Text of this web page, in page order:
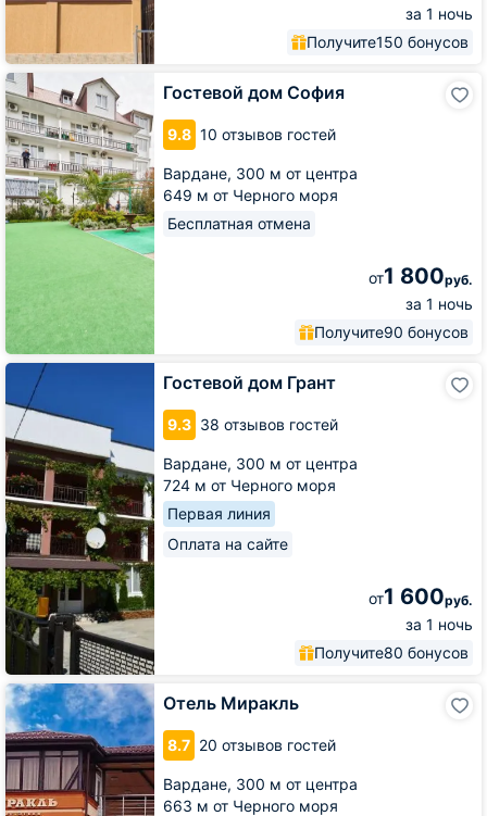
за 1 ночь
Получите150 бонусов
Гостевой дом София
9.8 10 отзывов гостей
Вардане, 300 м от центра
649 м от Черного моря
Бесплатная отмена
от1 800руб.
за 1 ночь
Получите90 бонусов
Гостевой
дом
София
Гостевой дом Грант
9.3 38 отзывов гостей
Вардане, 300 м от центра
724 м от Черного моря
Первая линия
Оплата на сайте
от1 600руб.
за 1 ночь
Получите80 бонусов
Гостевой
Грант
Отель Миракль
8.7 20 отзывов гостей
Вардане, 300 м от центра
663 м от Черного моря
Отель
Миракль